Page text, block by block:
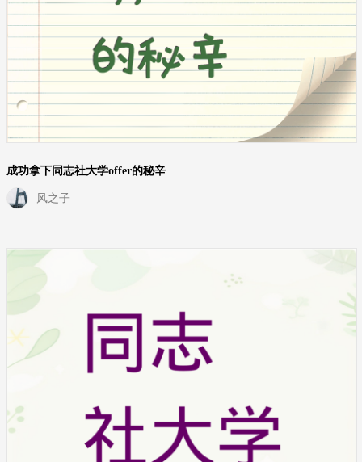
成功拿下同志社大学offer的秘辛
风之子